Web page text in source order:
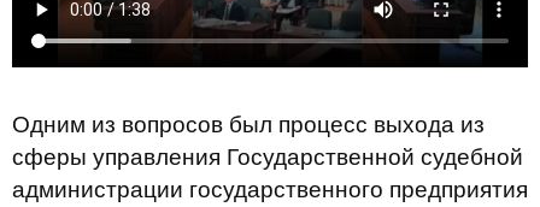
Одним из вопросов был процесс выхода из
сферы управления Государственной судебной
администрации государственного предприятия